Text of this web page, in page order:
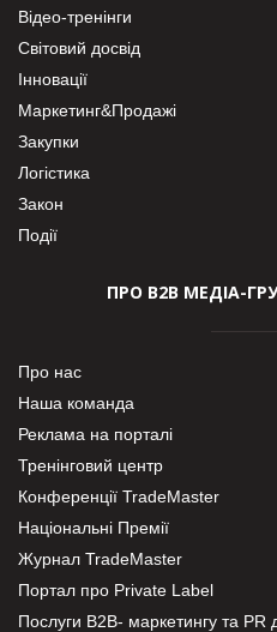
Відео-тренінги
Світовий досвід
Інновації
Маркетинг&Продажі
Закупки
Логістика
Закон
Події
ПРО В2В МЕДІА-
Про нас
Наша команда
Реклама на порталі
Тренінговий центр
Конференції TradeMaster
Національні Премії
Журнал TradeMaster
Портал про Private Label
Послуги В2В- маркетингу та PR